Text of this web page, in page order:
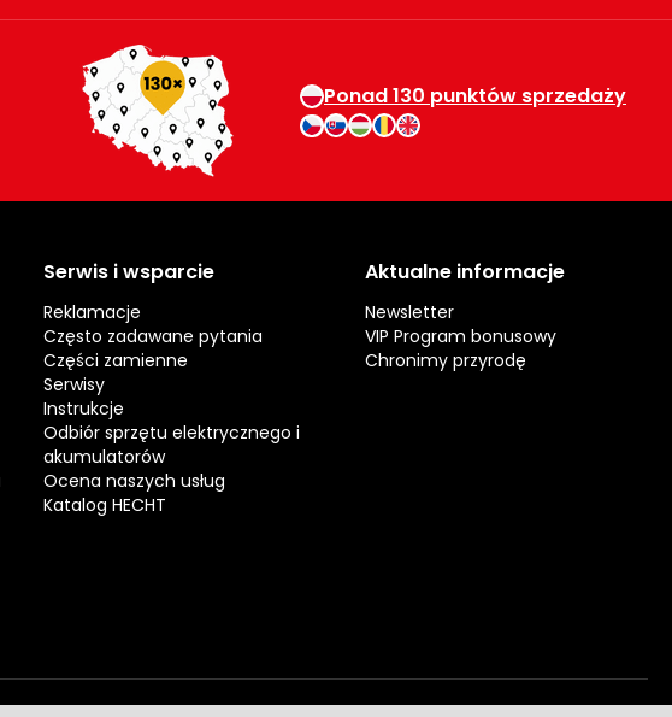
Ponad 130 punktów sprzedaży
Serwis i wsparcie
Reklamacje
Często zadawane pytania
Części zamienne
Serwisy
Instrukcje
Odbiór sprzętu elektrycznego i
akumulatorów
Ocena naszych usług
Katalog HECHT
Aktualne informacje
Newsletter
VIP Program bonusowy
Chronimy przyrodę